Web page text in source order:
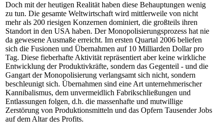
Doch mit der heutigen Realität haben diese Behauptungen wenig
zu tun. Die gesamte Weltwirtschaft wird mittlerweile von nicht
mehr als 200 riesigen Konzernen dominiert, die großteils ihren
Standort in den USA haben. Der Monopolisierungsprozess hat nie
da gewesene Ausmaße erreicht. Im ersten Quartal 2006 beliefen
sich die Fusionen und Übernahmen auf 10 Milliarden Dollar pro
Tag. Diese fieberhafte Aktivität repräsentiert aber keine wirkliche
Entwicklung der Produktivkräfte, sondern das Gegenteil - und die
Gangart der Monopolisierung verlangsamt sich nicht, sondern
beschleunigt sich. Übernahmen sind eine Art unternehmerischer
Kannibalismus, dem unvermeidlich Fabrikschließungen und
Entlassungen folgen, d.h. die massenhafte und mutwillige
Zerstörung von Produktionsmitteln und das Opfern Tausender Jobs
auf dem Altar des Profits.